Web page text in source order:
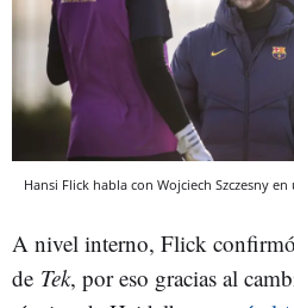
Hansi Flick habla con Wojciech Szczesny
A nivel interno, Flick confirmó
de Tek, por eso gracias al